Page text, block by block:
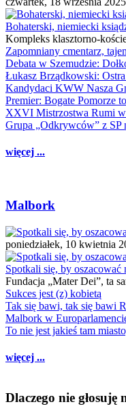
Bohaterski, niemiecki
Kompleks klasztorno-
Zapomniany cmentarz,
Debata w Szemudzie:
Łukasz Brządkowski:
Kandydaci KWW Nasza
Premier: Bogate Pomorze
XXVI Mistrzostwa Rumi
Grupa „Odkrywców” z
więcej ...
Malbork
poniedziałek, 10 kwietnia
Spotkali się, by oszacować
Fundacja „Mater Dei”, ta
Sukces jest (z) kobietą
Tak się bawi, tak się bawi
Malbork w
To nie jest jakieś tam
więcej ...
Dlaczego nie głosuję